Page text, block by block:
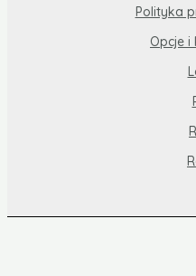
Polityka
Opcje